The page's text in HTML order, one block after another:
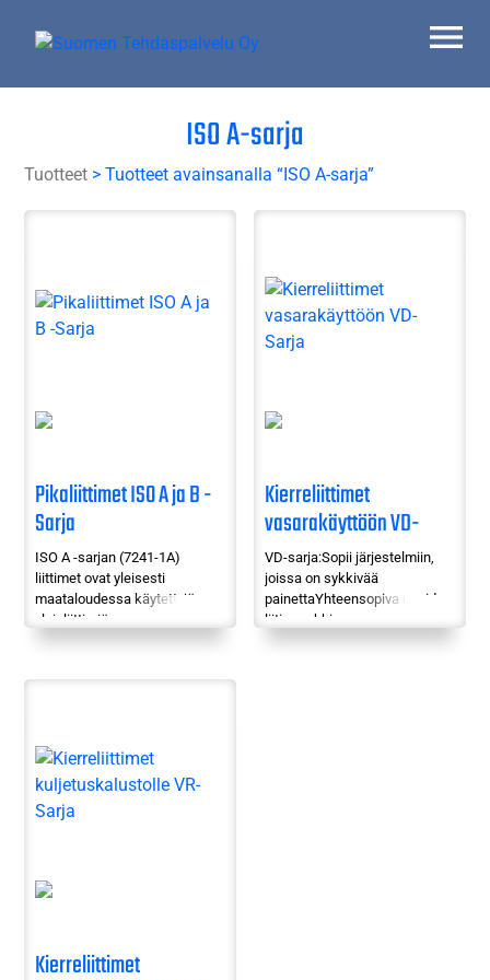
ISO A-sarja
Tuotteet > Tuotteet avainsanalla “ISO A-sarja”
Pikaliittimet ISO A ja B -
Sarja
ISO A -sarjan (7241-1A)
liittimet ovat yleisesti
maataloudessa käytettyjä
yleisliittimiä, ns.
yleisestiteollisuudessa ja
raskaan kaluston eri
sovellutuksissa.Saatavilla
myös messingistä ja
Kierreliittimet
vasarakäyttöön VD-
Sarja
VD-sarja:Sopii järjestelmiin,
joissa on sykkivää
painettaYhteensopiva useiden
liitinmerkkien
Kierreliittimet